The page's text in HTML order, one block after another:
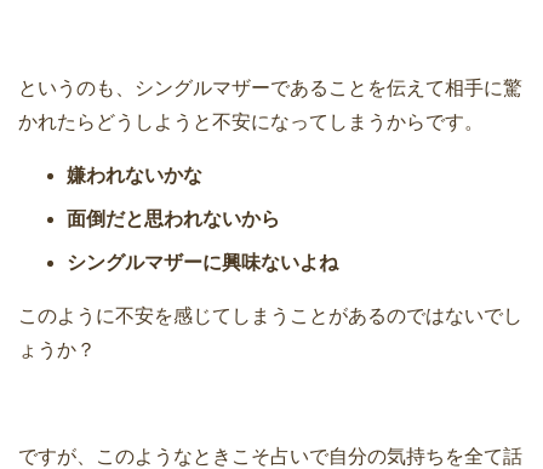
というのも、シングルマザーであることを伝えて相手に驚
かれたらどうしようと不安になってしまうからです。
嫌われないかな
面倒だと思われないから
シングルマザーに興味ないよね
このように不安を感じてしまうことがあるのではないでし
ょうか？
ですが、このようなときこそ占いで自分の気持ちを全て話